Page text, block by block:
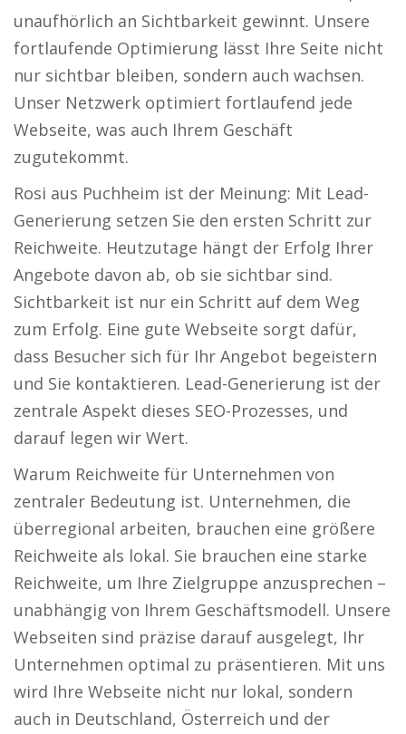
unaufhörlich an Sichtbarkeit gewinnt. Unsere
fortlaufende Optimierung lässt Ihre Seite nicht
nur sichtbar bleiben, sondern auch wachsen.
Unser Netzwerk optimiert fortlaufend jede
Webseite, was auch Ihrem Geschäft
zugutekommt.
Rosi aus Puchheim ist der Meinung: Mit Lead-
Generierung setzen Sie den ersten Schritt zur
Reichweite. Heutzutage hängt der Erfolg Ihrer
Angebote davon ab, ob sie sichtbar sind.
Sichtbarkeit ist nur ein Schritt auf dem Weg
zum Erfolg. Eine gute Webseite sorgt dafür,
dass Besucher sich für Ihr Angebot begeistern
und Sie kontaktieren. Lead-Generierung ist der
zentrale Aspekt dieses SEO-Prozesses, und
darauf legen wir Wert.
Warum Reichweite für Unternehmen von
zentraler Bedeutung ist. Unternehmen, die
überregional arbeiten, brauchen eine größere
Reichweite als lokal. Sie brauchen eine starke
Reichweite, um Ihre Zielgruppe anzusprechen –
unabhängig von Ihrem Geschäftsmodell. Unsere
Webseiten sind präzise darauf ausgelegt, Ihr
Unternehmen optimal zu präsentieren. Mit uns
wird Ihre Webseite nicht nur lokal, sondern
auch in Deutschland, Österreich und der